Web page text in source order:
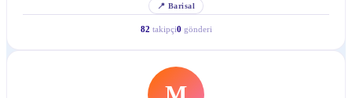
📍 Barisal
82 takipçi0 gönderi